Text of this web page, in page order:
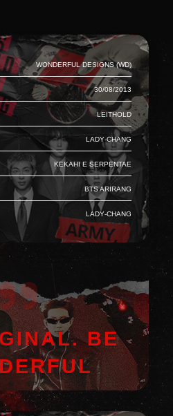
Wonderful Designs (WD)
30/08/2013
Leithold
Lady-Chang
Kekahi e Serpentae
BTS Arirang
Lady-Chang
BE